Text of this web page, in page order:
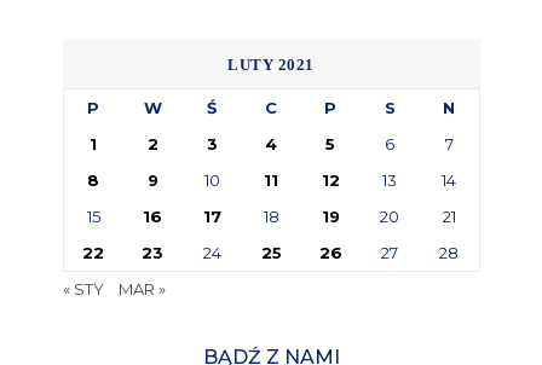
LUTY 2021
P W Ś C P S
N
1
2 3 4 5 6
7
8
9 10 11 12 13
14
15
16 17 18 19 20
21
22
23 24 25 26 27
28
« STY
MAR »
BĄDŹ Z NAMI